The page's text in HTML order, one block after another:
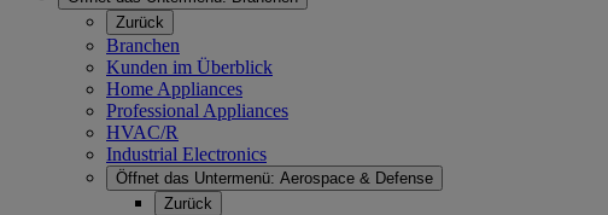
Zurück
Branchen
Kunden im Überblick
Home Appliances
Professional Appliances
HVAC/R
Industrial Electronics
Öffnet das Untermenü: Aerospace & Defense
Zurück